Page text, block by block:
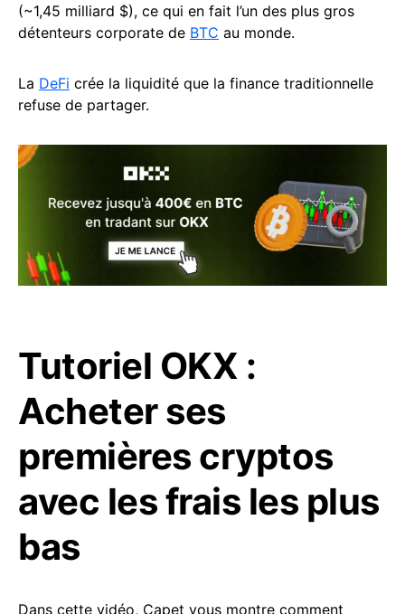
(~1,45 milliard $), ce qui en fait l’un des plus gros
détenteurs corporate de BTC au monde.
La DeFi crée la liquidité que la finance traditionnelle
refuse de partager.
Tutoriel OKX :
Acheter ses
premières cryptos
avec les frais les plus
bas
Dans cette vidéo, Capet vous montre comment